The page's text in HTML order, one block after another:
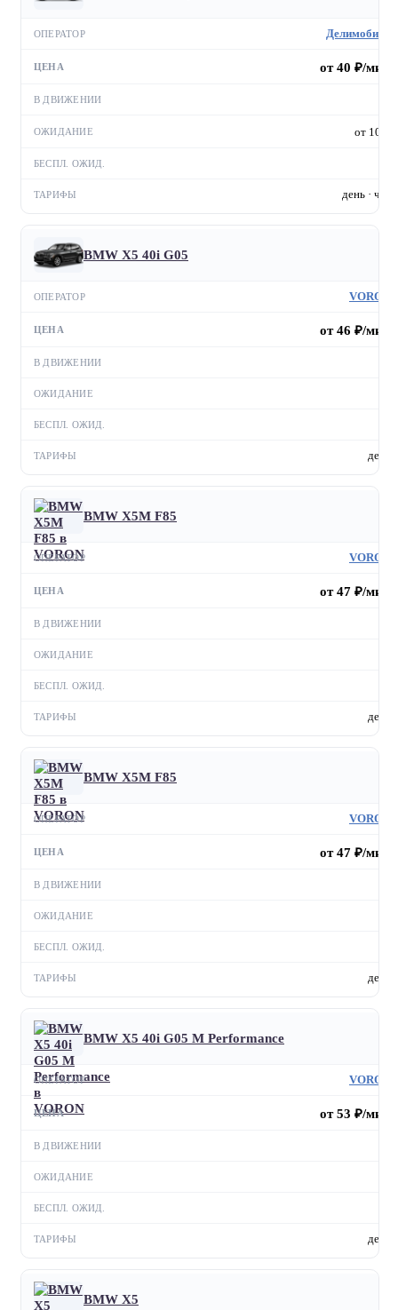
Делимобиль
от 40 ₽/мин
от 10 ₽
день · час
BMW X5 40i G05
VORON
от 46 ₽/мин
день
BMW X5M F85
VORON
от 47 ₽/мин
день
BMW Х5M F85
VORON
от 47 ₽/мин
день
BMW X5 40i G05 M Performance
VORON
от 53 ₽/мин
день
BMW X5